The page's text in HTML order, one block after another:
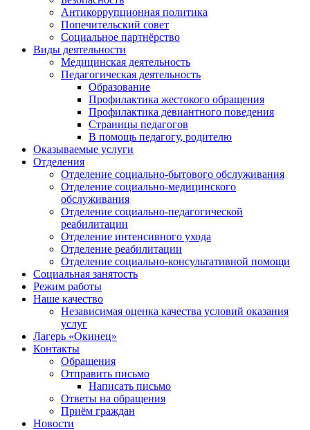
Антикоррупционная политика
Попечительский совет
Социальное партнёрство
Виды деятельности
Медицинская деятельность
Педагогическая деятельность
Образование
Профилактика жестокого обращения
Профилактика девиантного поведения
Страницы педагогов
В помощь педагогу, родителю
Оказываемые услуги
Отделения
Отделение социально-бытового обслуживания
Отделение социально-медицинского
обслуживания
Отделение социально-педагогической
реабилитации
Отделение интенсивного ухода
Отделение реабилитации
Отделение социально-консультативной помощи
Социальная занятость
Режим работы
Наше качество
Независимая оценка качества условий оказания
услуг
Лагерь «Окинец»
Контакты
Обращения
Отправить письмо
Написать письмо
Ответы на обращения
Приём граждан
Новости